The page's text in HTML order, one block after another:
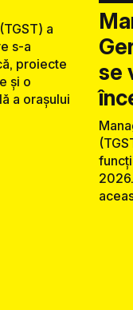
a
s-a
proiecte
și o
a orașului
se